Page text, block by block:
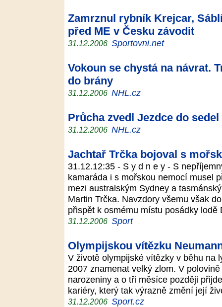
Zamrznul rybník Krejcar,
před ME v Česku závodit
31.12.2006 Sportovni.net
Vokoun se chystá na návrat.
do brány
31.12.2006 NHL.cz
Průcha zvedl Jezdce do sedel
31.12.2006 NHL.cz
Jachtař Trčka bojoval s
31.12.12:35 - S y d n e y - S
kamaráda i s mořskou nemocí musel
mezi australským Sydney a
Martin Trčka. Navzdory všemu však
přispět k osmému místu posádky lodě
31.12.2006 Sport
Olympijskou vítězku
V životě olympijské vítězky v běhu na
2007 znamenat velký zlom. V
narozeniny a o tři měsíce později
kariéry, který tak výrazně změní její
31.12.2006 Sport.cz